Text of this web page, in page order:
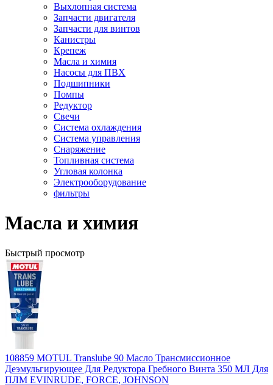
Выхлопная система
Запчасти двигателя
Запчасти для винтов
Канистры
Крепеж
Масла и химия
Насосы для ПВХ
Подшипники
Помпы
Редуктор
Свечи
Система охлаждения
Система управления
Снаряжение
Топливная система
Угловая колонка
Электрооборудование
фильтры
Масла и химия
Быстрый просмотр
108859 MOTUL Translube 90 Масло Трансмиссионное
Деэмульгирующее Для Редуктора Гребного Винта 350 МЛ Для
ПЛМ EVINRUDE, FORCE, JOHNSON